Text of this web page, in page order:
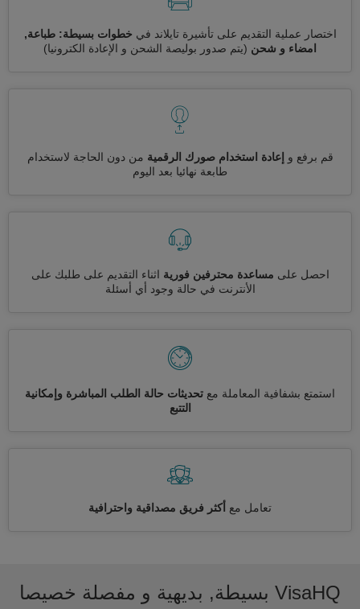
اختصار عملية التقديم على تأشيرة تايلاند في خطوات بسيطة: طباعة,
امضاء و شحن (يتم صدور بوليصة الشحن و الإعادة الكترونيا)
قم برفع و إعادة استخدام صورك الرقمية من دون الحاجة لاستخدام
طابعة نهائيا بعد اليوم
احصل على مساعدة محترفين فورية اثناء التقديم على طلبك على
الأنترنت في حالة وجود أي أسئلة
استمتع بشفافية المعاملة مع تحديثات حالة الطلب المباشرة وإمكانية
التتبع
تعامل مع أكثر فريق مصداقية واحترافية
VisaHQ بسيطة, بديهية و مفصلة خصيصا